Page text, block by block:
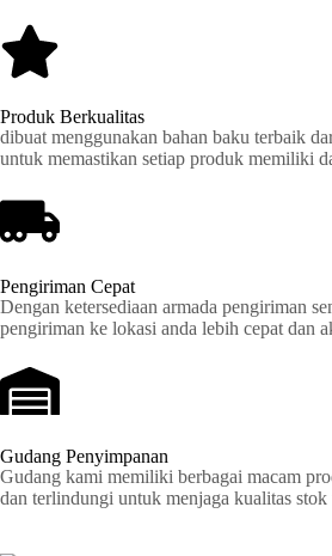
Produk Berkualitas
dibuat menggunakan bahan baku terbaik
untuk memastikan setiap produk memiliki
Pengiriman Cepat
Dengan ketersediaan armada pengiriman
pengiriman ke lokasi anda lebih cepat dan
Gudang Penyimpanan
Gudang kami memiliki berbagai macam
dan terlindungi untuk menjaga kualitas stok